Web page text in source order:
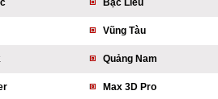
Bạc Liêu
Vũng Tàu
Quảng Nam
Max 3D Pro